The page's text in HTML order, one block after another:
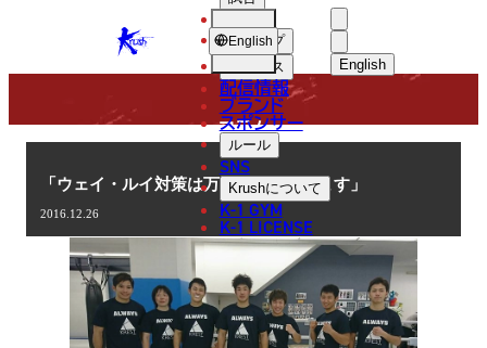
KRUSH English
中文（繁體
ショップ
ニュース
配信情報
ブランド
スポンサー
ルール
SNS
Krushについて
K-1 GYM
K-1 LICENSE
English
COLUMN
コラム
「ウェイ・ルイ対策は万全に進んでいます」
2016.12.26